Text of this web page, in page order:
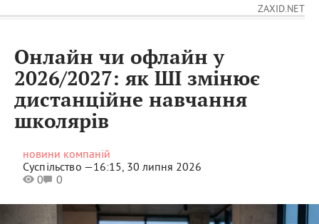
ZAXID.NET
Онлайн чи офлайн у
2026/2027: як ШІ змінює
дистанційне навчання
школярів
новини компаній
Суспільство —16:15, 30 липня 2026
0
0